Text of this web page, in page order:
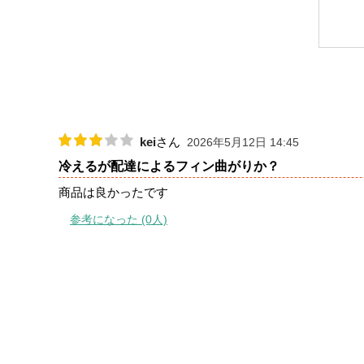
keiさん 2026年5月12日 14:45
冷えるが配達によるフィン曲がりか？
商品は良かったです
参考になった (0人)